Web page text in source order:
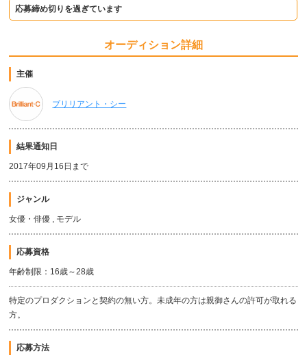
応募締め切りを過ぎています
オーディション詳細
主催
ブリリアント・シー
結果通知日
2017年09月16日まで
ジャンル
女優・俳優 , モデル
応募資格
年齢制限：16歳～28歳
特定のプロダクションと契約の無い方。未成年の方は親御さんの許可が取れる
方。
応募方法